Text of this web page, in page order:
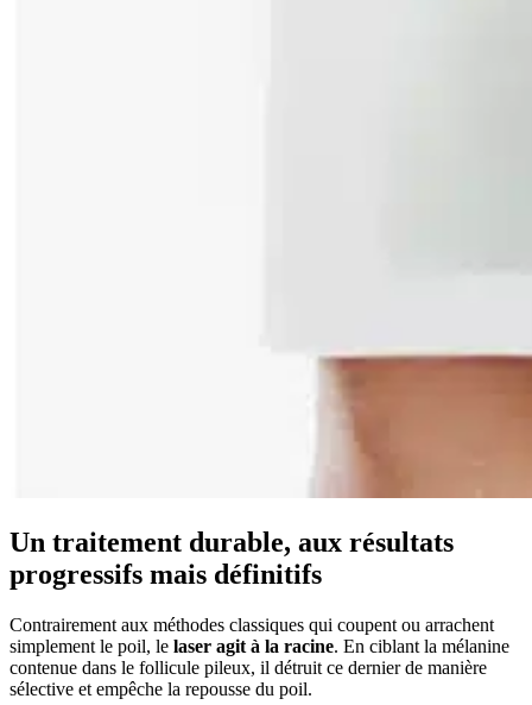
Un traitement durable, aux résultats
progressifs mais définitifs
Contrairement aux méthodes classiques qui coupent ou arrachent
simplement le poil, le laser agit à la racine. En ciblant la mélanine
contenue dans le follicule pileux, il détruit ce dernier de manière
sélective et empêche la repousse du poil.